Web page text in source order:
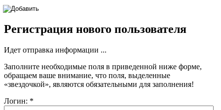
Регистрация нового пользователя
Идет отправка информации ...
Заполните необходимые поля в приведенной ниже форме,
обращаем ваше внимание, что поля, выделенные
«звездочкой», являются обязательными для заполнения!
Логин: *